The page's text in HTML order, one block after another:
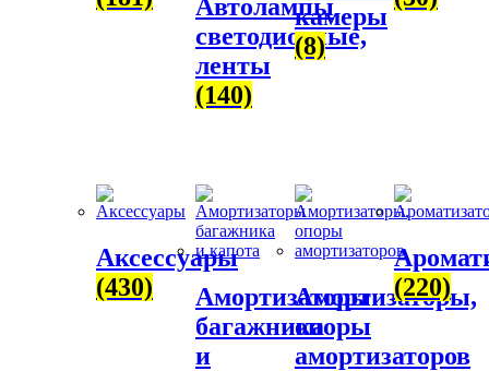
Автолампы
светодиодные,
ленты
(140)
камеры
(8)
Аксессуары
(430)
Амортизаторы
багажника
и
Амортизаторы,
опоры
амортизаторов
(220)